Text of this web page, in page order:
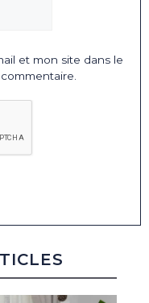
et mon site dans le